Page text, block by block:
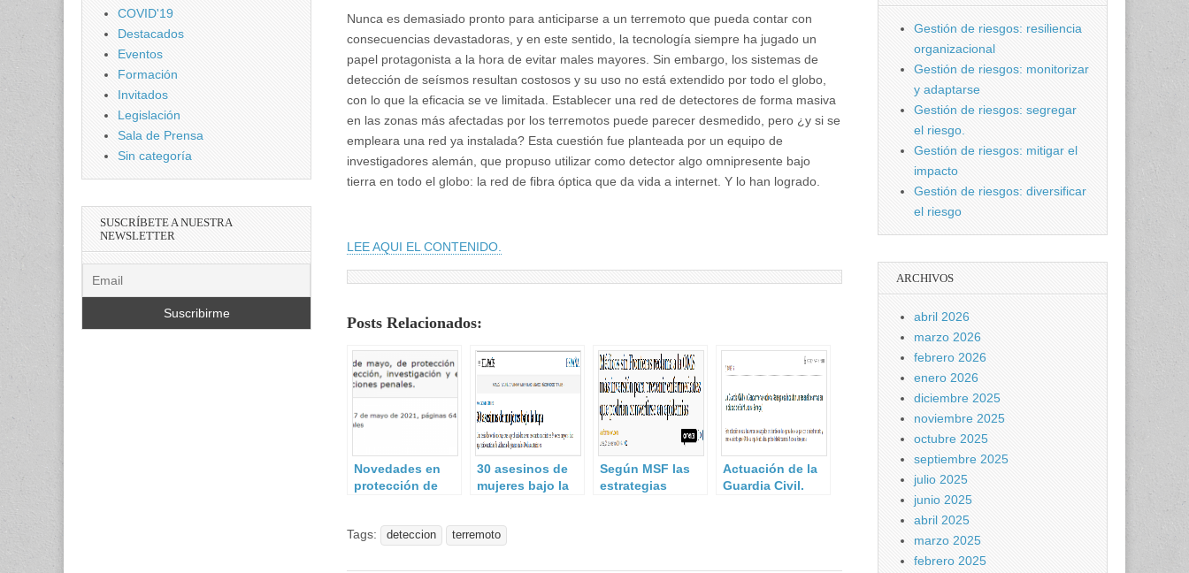
Nunca es demasiado pronto para anticiparse a un terremoto que pueda contar con
consecuencias devastadoras, y en este sentido, la tecnología siempre ha jugado un
papel protagonista a la hora de evitar males mayores. Sin embargo, los sistemas de
detección de seísmos resultan costosos y su uso no está extendido por todo el globo,
con lo que la eficacia se ve limitada. Establecer una red de detectores de forma masiva
en las zonas más afectadas por los terremotos puede parecer desmedido, pero ¿y si se
empleara una red ya instalada? Esta cuestión fue planteada por un equipo de
investigadores alemán, que propuso utilizar como detector algo omnipresente bajo
tierra en todo el globo: la red de fibra óptica que da vida a internet. Y lo han logrado.
LEE AQUI EL CONTENIDO.
Posts Relacionados:
Novedades en
protección de
30 asesinos de
mujeres bajo la
Según MSF las
estrategias
Actuación de la
Guardia Civil.
Tags: deteccion terremoto
COVID'19
Destacados
Eventos
Formación
Invitados
Legislación
Sala de Prensa
Sin categoría
SUSCRÍBETE A NUESTRA
NEWSLETTER
Gestión de riesgos: resiliencia
organizacional
Gestión de riesgos: monitorizar
y adaptarse
Gestión de riesgos: segregar
el riesgo.
Gestión de riesgos: mitigar el
impacto
Gestión de riesgos: diversificar
el riesgo
ARCHIVOS
abril 2026
marzo 2026
febrero 2026
enero 2026
diciembre 2025
noviembre 2025
octubre 2025
septiembre 2025
julio 2025
junio 2025
abril 2025
marzo 2025
febrero 2025